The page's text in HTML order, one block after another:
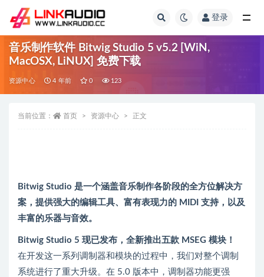
登录
音乐制作软件 Bitwig Studio 5 v5.2 [WiN,
MacOSX, LiNUX] 免费下载
资源中心 4 年前 0 123
当前位置： 首页 资源中心 正文
Bitwig Studio 是一个涵盖音乐制作各阶段的全方位解决方
案，提供强大的编辑工具、富有表现力的 MIDI 支持，以及
丰富的乐器与音效。
Bitwig Studio 5 现已发布，全新推出五款 MSEG 模块！
在开发这一系列调制器和模块的过程中，我们对整个调制
系统进行了重大升级。在 5.0 版本中，调制器功能更强